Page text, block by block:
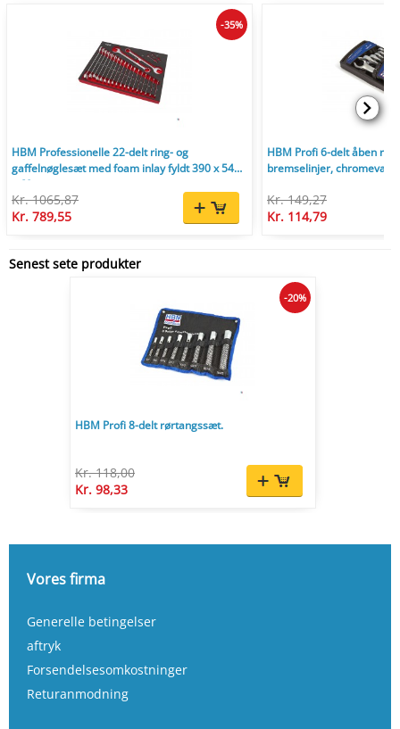
HBM Professionelle 22-delt ring- og
gaffelnøglesæt med foam inlay fyldt 390 x 545
x 60 mm.
Kr. 1065,87
Kr. 789,55
-35%
HBM Profi 6-delt åben
bremselinjer,
Kr. 149,27
Kr. 114,79
Senest sete produkter
HBM Profi 8-delt rørtangssæt.
Kr. 118,00
Kr. 98,33
-20%
Vores firma
Generelle betingelser
aftryk
Forsendelsesomkostninger
Returanmodning